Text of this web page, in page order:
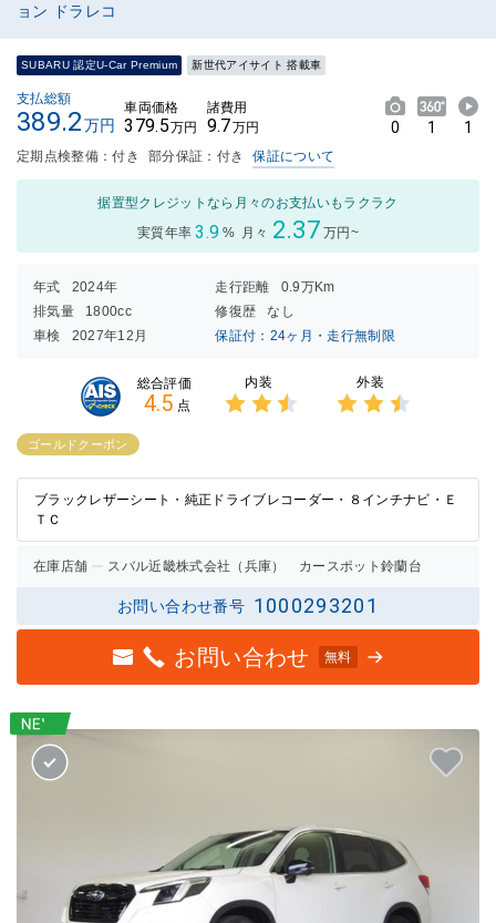
ョン ドラレコ
SUBARU 認定U-Car Premium 新世代アイサイト 搭載車
支払総額
389.2万円
車両価格
379.5万円
諸費用
9.7万円 0 1 1
定期点検整備：付き 部分保証：付き 保証について
据置型クレジットなら月々のお支払いもラクラク
実質年率 3.9 % 月々 2.37 万円~
年式 2024年 走行距離
0.9万Km
排気量
1800cc 修復歴
なし
車検
2027年12月 保証付：24ヶ月・走行無制限
総合評価
4.5 点
内装 外装
ゴールドクーポン
ブラックレザーシート・純正ドライブレコーダー・８インチナビ・Ｅ
ＴＣ
在庫店舗 スバル近畿株式会社（兵庫） カースポット鈴蘭台
お問い合わせ番号 1000293201
お問い合わせ 無料